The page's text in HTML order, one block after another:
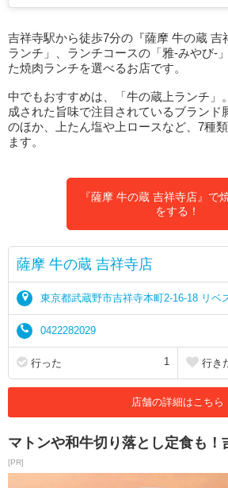
吉祥寺駅から徒歩7分の『薩摩 牛の蔵 吉
ランチ」、ランチコースの「雅-みやび-
た焼肉ランチを選べるお店です。
中でもおすすめは、「牛の蔵上ランチ」
成された旨味で注目されているブランド
のほか、上たん塩や上ロースなど、7種
ます。
『薩摩 牛の蔵 吉祥寺店』で
をする！
薩摩 牛の蔵 吉祥寺店
東京都武蔵野市吉祥寺本町2-16-18 リベ
0422282029
行った 1 行き
店舗の詳細はこちら
マトンや和牛切り落とし定食も！
[PR]